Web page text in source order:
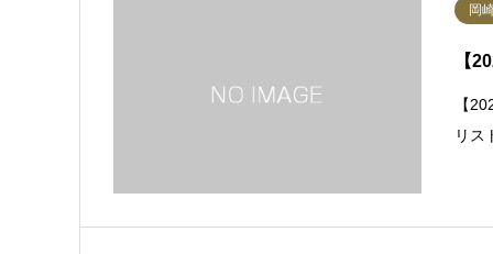
岡
【
【
リス